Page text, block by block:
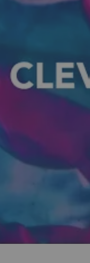
Android 11
USB-
Gratis, met
Nee